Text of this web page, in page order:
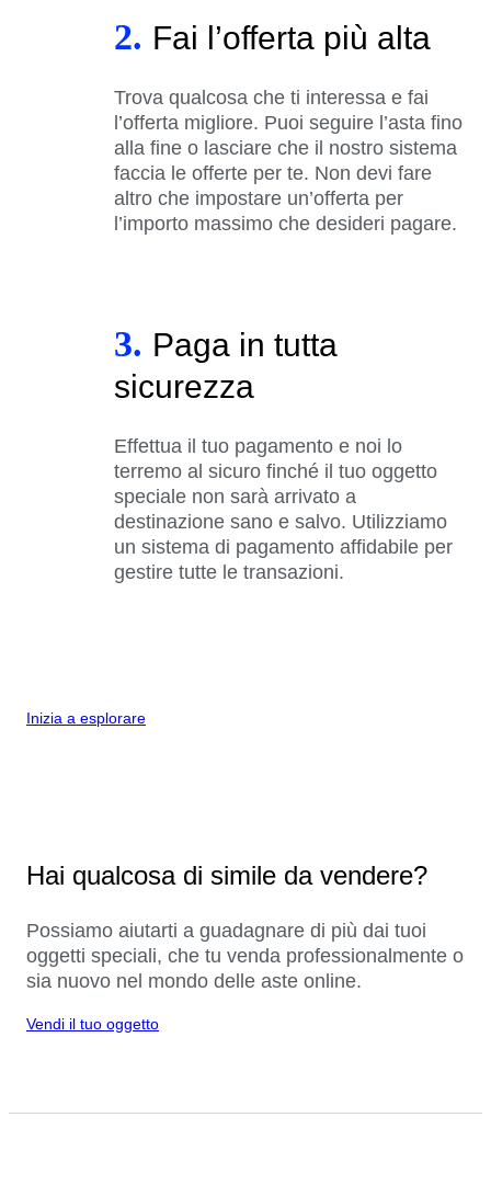
2. Fai l’offerta più alta
Trova qualcosa che ti interessa e fai
l’offerta migliore. Puoi seguire l’asta fino
alla fine o lasciare che il nostro sistema
faccia le offerte per te. Non devi fare
altro che impostare un’offerta per
l’importo massimo che desideri pagare.
3. Paga in tutta
sicurezza
Effettua il tuo pagamento e noi lo
terremo al sicuro finché il tuo oggetto
speciale non sarà arrivato a
destinazione sano e salvo. Utilizziamo
un sistema di pagamento affidabile per
gestire tutte le transazioni.
Inizia a esplorare
Hai qualcosa di simile da vendere?
Possiamo aiutarti a guadagnare di più dai tuoi
oggetti speciali, che tu venda professionalmente o
sia nuovo nel mondo delle aste online.
Vendi il tuo oggetto